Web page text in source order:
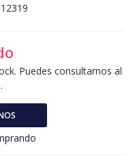
Puedes consultarnos al